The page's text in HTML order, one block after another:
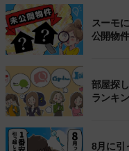
スーモ
公開物
部屋探
ランキ
8月に引